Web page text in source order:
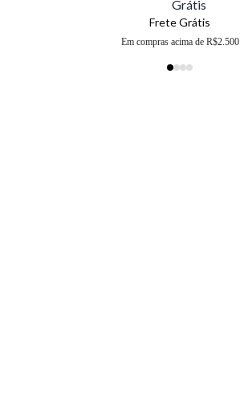
Frete Grátis
Em compras acima de R$2.500